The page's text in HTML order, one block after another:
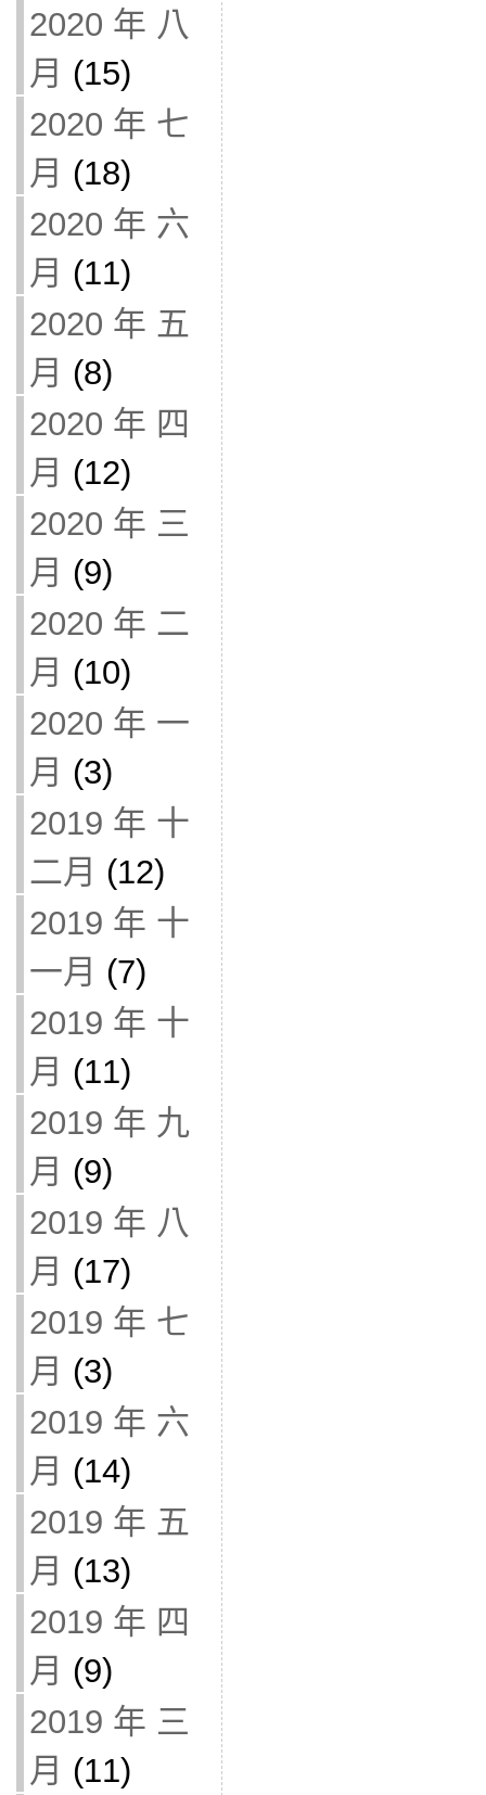
2020 年 八
月 (15)
2020 年 七
月 (18)
2020 年 六
月 (11)
2020 年 五
月 (8)
2020 年 四
月 (12)
2020 年 三
月 (9)
2020 年 二
月 (10)
2020 年 一
月 (3)
2019 年 十
二月 (12)
2019 年 十
一月 (7)
2019 年 十
月 (11)
2019 年 九
月 (9)
2019 年 八
月 (17)
2019 年 七
月 (3)
2019 年 六
月 (14)
2019 年 五
月 (13)
2019 年 四
月 (9)
2019 年 三
月 (11)